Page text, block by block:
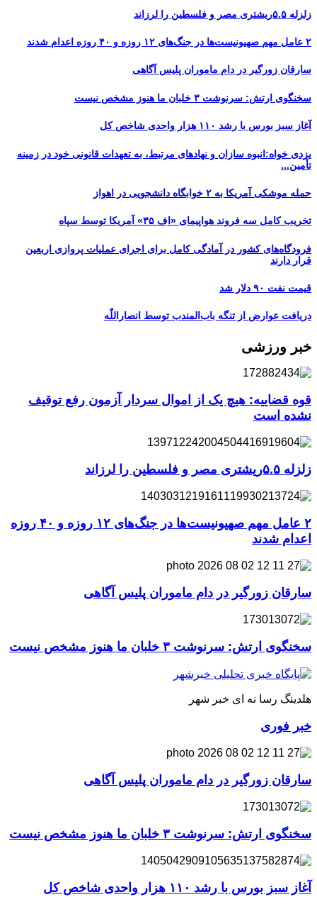
زلزله ۵.۵ریشتری مصر و فلسطین را لرزاند
۲ عامل مهم صهیونیست‌ها در جنگ‌های ۱۲ روزه و ۴۰ روزه اعدام شدند
سارقان زورگیر در دام ماموران پلیس آگاهی
سخنگوی ارتش: سرنوشت ۳ خلبان ما هنوز مشخص نیست
آغاز سبز بورس با رشد ۱۱۰ هزار واحدی شاخص کل
یزدی خواه:انبوه سازان و نهادهای مرتبط، به تعهدات قانونی خود در زمینه
تأمین...
حمله موشکی آمریکا به ۲ خوابگاه دانشجویی در اهواز
تخریب کامل سه فروند هواپیمای «اِف ۳۵» آمریکا توسط سپاه
فرودگاه‌های کشور در آمادگی کامل برای اجرای عملیات پروازی اربعین
قرار دارند
قیمت نفت ۹۰ دلار شد
دریافت عوارض از تنگه باب‌المندب توسط انصاراللّه
خبر ورزشی
قوه قضاییه: هیچ یک از اموال سردار آزمون رفع توقیف
نشده است
زلزله ۵.۵ریشتری مصر و فلسطین را لرزاند
۲ عامل مهم صهیونیست‌ها در جنگ‌های ۱۲ روزه و ۴۰ روزه
اعدام شدند
سارقان زورگیر در دام ماموران پلیس آگاهی
سخنگوی ارتش: سرنوشت ۳ خلبان ما هنوز مشخص نیست
هلدینگ رسا نه ای خبر شهر
خبر فوری
سارقان زورگیر در دام ماموران پلیس آگاهی
سخنگوی ارتش: سرنوشت ۳ خلبان ما هنوز مشخص نیست
آغاز سبز بورس با رشد ۱۱۰ هزار واحدی شاخص کل